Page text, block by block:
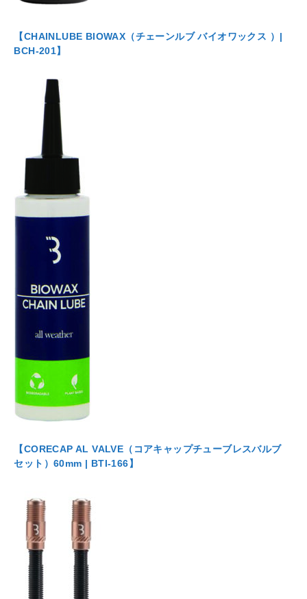
【CHAINLUBE BIOWAX（チェーンルブ バイオワックス ）|
BCH-201】
【CORECAP AL VALVE（コアキャップチューブレスバルブ
セット）60mm | BTI-166】